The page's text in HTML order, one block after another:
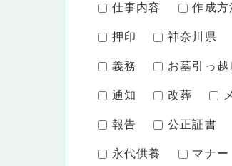
仕事内容 作成方
押印 神奈川県
義務 お墓引っ越
通知 改葬
報告 公正証書
永代供養 マナー